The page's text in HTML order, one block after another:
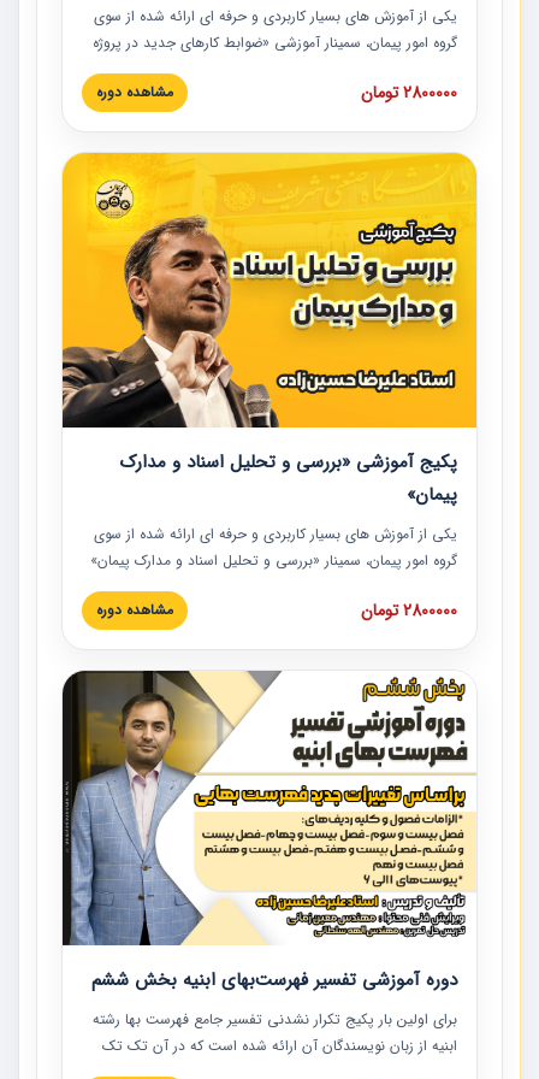
یکی از آموزش‏‏‏‏‏‏ های بسیار کاربردی و حرفه‏ ای ارائه شده از سوی
گروه امور پیمان، سمینار آموزشی «ضوابط کارهای جدید در پروژه
های عمرانی» چالش ها، تخلفات و راه حل ها با نگرش قراردادی
است که در محل سندیکای شرکت های ساختمانی کشور ارائه شد.
مدارک پیمان به همراه تجربیات عملی ارائه شده است.
2800000 تومان مشاهده دوره
پکیج آموزشی «بررسی و تحلیل اسناد و مدارک
پیمان»
یکی از آموزش‏‏‏‏‏‏ های بسیار کاربردی و حرفه‏ ای ارائه شده از سوی
گروه امور پیمان، سمینار «بررسی و تحلیل اسناد و مدارک پیمان»
است که در دانشگاه صنعتی شریف ارائه شد. در این آموزش
نکات کلیدی مربوط به اسناد و مدارک پیمان، اولویت بندی اسناد
پیمان به همراه تجربیات عملی در این خصوص ارائه شده است.
2800000 تومان مشاهده دوره
دوره آموزشی تفسیر فهرست‌بهای ابنیه بخش ششم
برای اولین بار پکیج تکرار نشدنی تفسیر جامع فهرست بها رشته
ابنیه از زبان نویسندگان آن ارائه شده است که در آن تک تک
ردیف ها و مطالب فهرست بها تفسیر و ارائه شده است. این